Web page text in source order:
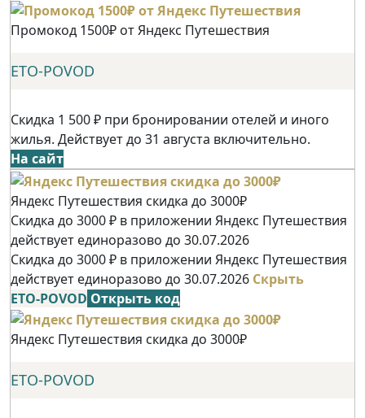
Промокод 1500₽ от Яндекс Путешествия
ETO-POVOD
Скидка 1 500 ₽ при бронировании отелей и иного
жилья. Действует до 31 августа включительно.
На сайт
Яндекс Путешествия скидка до 3000₽
Скидка до 3000 ₽ в приложении Яндекс Путешествия
действует единоразово до 30.07.2026
Скидка до 3000 ₽ в приложении Яндекс Путешествия
действует единоразово до 30.07.2026 Скрыть
ETO-POVOD Открыть код
Яндекс Путешествия скидка до 3000₽
ETO-POVOD